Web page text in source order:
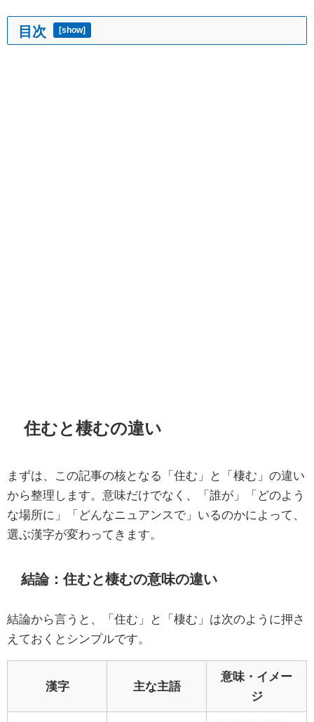
目次 [show]
住むと棲むの違い
まずは、この記事の核となる「住む」と「棲む」の違い
から整理します。意味だけでなく、「誰が」「どのよう
な場所に」「どんなニュアンスで」いるのかによって、
選ぶ漢字が変わってきます。
結論：住むと棲むの意味の違い
結論から言うと、「住む」と「棲む」は次のように押さ
えておくとシンプルです。
漢字 主な主語
意味・イメー
ジ